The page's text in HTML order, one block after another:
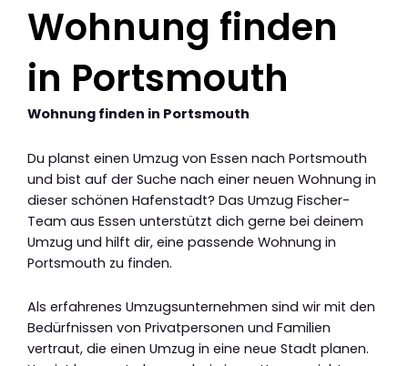
Wohnung finden
in Portsmouth
Wohnung finden in Portsmouth
Du planst einen Umzug von Essen nach Portsmouth
und bist auf der Suche nach einer neuen Wohnung in
dieser schönen Hafenstadt? Das Umzug Fischer-
Team aus Essen unterstützt dich gerne bei deinem
Umzug und hilft dir, eine passende Wohnung in
Portsmouth zu finden.
Als erfahrenes Umzugsunternehmen sind wir mit den
Bedürfnissen von Privatpersonen und Familien
vertraut, die einen Umzug in eine neue Stadt planen.